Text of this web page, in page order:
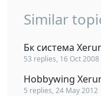
Similar
Бк система
53 replies, 16 Oct 2008
Hobbywing
5 replies, 24 May 2012